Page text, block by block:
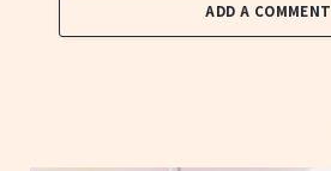
ADD A COMMENT